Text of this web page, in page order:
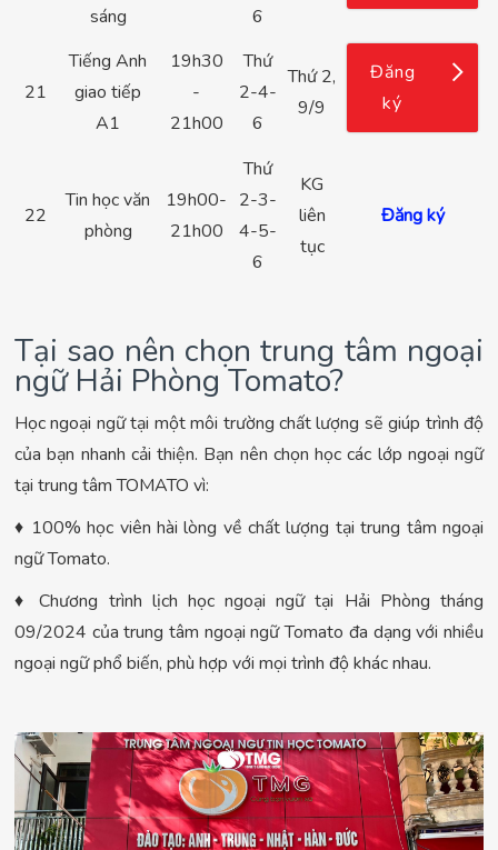
sáng
6
21
Tiếng Anh
giao tiếp
A1
19h30
-
21h00
Thứ
2-4-
6
Thứ 2,
9/9
Đăng
ký
22
Tin học văn
phòng
19h00-
21h00
Thứ
2-3-
4-5-
6
KG
liên
tục
Đăng ký
Tại sao nên chọn trung tâm ngoại
ngữ Hải Phòng Tomato?
Học ngoại ngữ tại một môi trường chất lượng sẽ giúp trình độ
của bạn nhanh cải thiện. Bạn nên chọn học các lớp ngoại ngữ
tại trung tâm TOMATO vì:
♦ 100% học viên hài lòng về chất lượng tại trung tâm ngoại
ngữ Tomato.
♦ Chương trình lịch học ngoại ngữ tại Hải Phòng tháng
09/2024 của trung tâm ngoại ngữ Tomato đa dạng với nhiều
ngoại ngữ phổ biến, phù hợp với mọi trình độ khác nhau.